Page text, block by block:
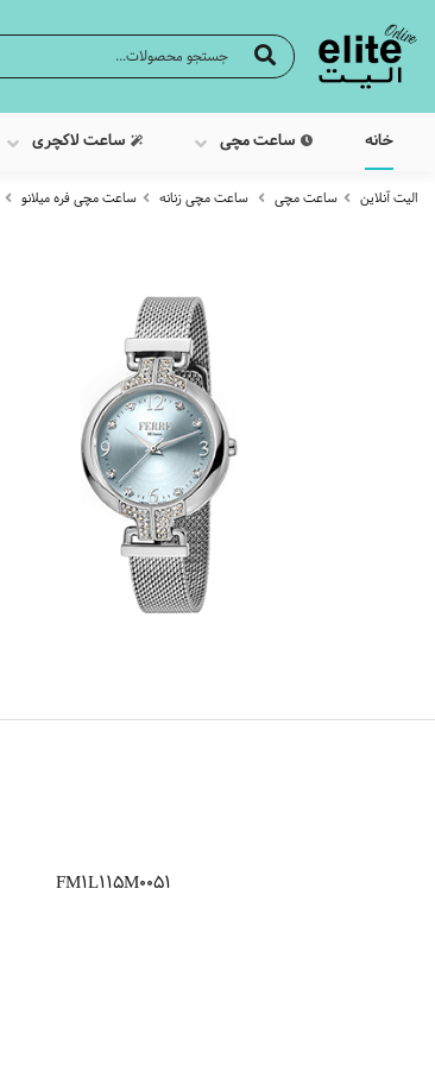
خانه ساعت مچی ساعت لاکچری
الیت آنلاین ساعت مچی ساعت مچی زنانه ساعت مچی فره میلانو
FM1L115M0051